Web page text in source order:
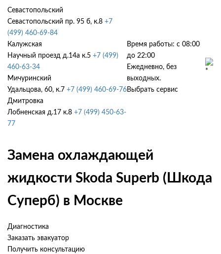
Севастопольский
Севастопольский пр. 95 б, к.8 +7
(499) 460-69-84
Калужская
Научный проезд д.14а к.5 +7 (499)
460-63-34
Мичуринский
Удальцова, 60, к.7 +7 (499) 460-69-76
Дмитровка
Лобненская д.17 к.8 +7 (499) 450-63-
77
Время работы: с 08:00
до 22:00
Ежедневно, без
выходных.
Выбрать сервис
Замена охлаждающей
жидкости Skoda Superb (Шкода
Суперб) в Москве
Диагностика
Заказать эвакуатор
Получить консультацию